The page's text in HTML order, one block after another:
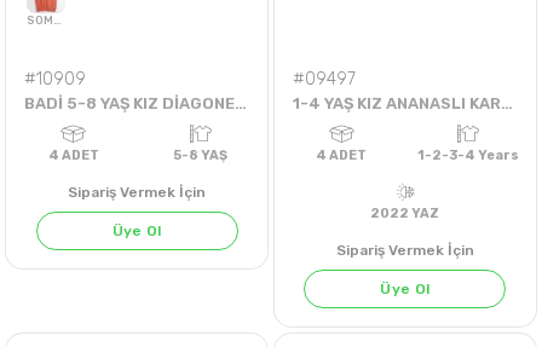
#10909
BADİ 5-8 YAŞ KIZ DİAGONEL TWENTY FOUR HOURS SWEAT
Sipariş Vermek İçin
Üye Ol
#09497
1-4 YAŞ KIZ ANANASLI KARPUZLU TAYTLI TAKIM
Sipariş Vermek İçin
Üye Ol